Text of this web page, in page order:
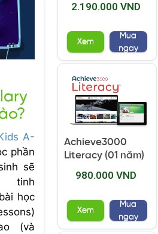
A-
phần
sẽ
tinh
học
(và
2.190.000 VND
Xem
Mua
ngay
Achieve3000
Literacy (01 năm)
980.000 VND
Xem
Mua
ngay